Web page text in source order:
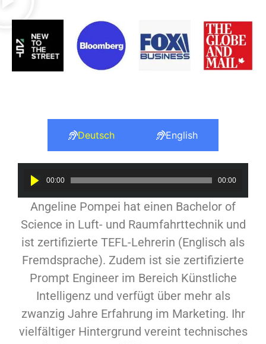
Deutsch English
Audio
Player
00:00 00:00
Angeline Pompei hat einen Bachelor of
Science in Luft- und Raumfahrttechnik und
ist zertifizierte TEFL-Lehrerin (Englisch als
Fremdsprache). Zudem ist sie zertifizierte
Prompt Engineer im Bereich Künstliche
Intelligenz und verfügt über mehr als
zwanzig Jahre Erfahrung im Marketing. Ihr
vielfältiger Hintergrund vereint technisches